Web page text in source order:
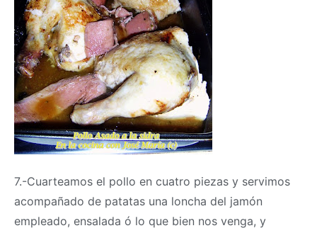
7.-Cuarteamos el pollo en cuatro piezas y servimos
acompañado de patatas una loncha del jamón
empleado, ensalada ó lo que bien nos venga, y